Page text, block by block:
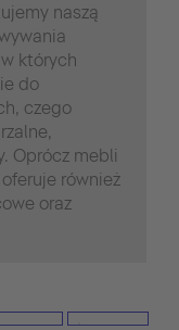
naszą
których
do
czego
Oprócz mebli
również
oraz